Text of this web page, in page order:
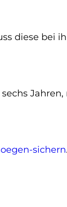
diese bei
sichern